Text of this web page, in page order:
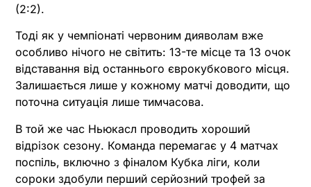
(2:2).
Тоді як у чемпіонаті червоним дияволам вже
особливо нічого не світить: 13-те місце та 13 очок
відставання від останнього єврокубкового місця.
Залишається лише у кожному матчі доводити, що
поточна ситуація лише тимчасова.
В той же час Ньюкасл проводить хороший
відрізок сезону. Команда перемагає у 4 матчах
поспіль, включно з фіналом Кубка ліги, коли
сороки здобули перший серйозний трофей за